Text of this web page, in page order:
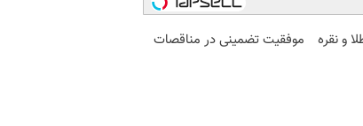
و نقره
موفقیت تضمینی در مناقصات